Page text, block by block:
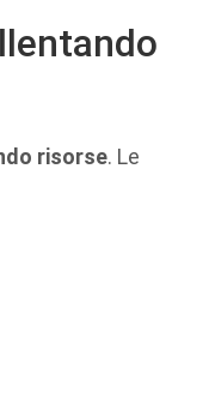
risorse. Le